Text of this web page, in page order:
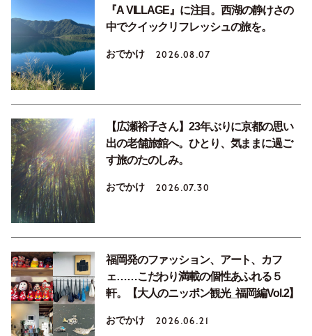
『A VILLAGE』に注目。西湖の静けさの
中でクイックリフレッシュの旅を。
おでかけ 2026.08.07
【広瀬裕子さん】23年ぶりに京都の思い
出の老舗旅館へ。ひとり、気ままに過ご
す旅のたのしみ。
おでかけ 2026.07.30
福岡発のファッション、アート、カフ
ェ……こだわり満載の個性あふれる５
軒。【大人のニッポン観光_福岡編Vol.2】
おでかけ 2026.06.21